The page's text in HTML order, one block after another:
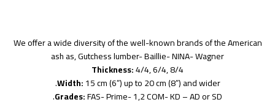
We offer a wide diversity of the well-known brands of the American
ash as, Gutchess lumber- Baillie- NINA- Wagner
Thickness:4/4, 6/4, 8/4
Width:15 cm (6”) up to 20 cm (8”) and wider.
Grades:FAS- Prime- 1,2 COM- KD – AD or SD.